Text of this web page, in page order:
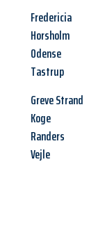
Fredericia
Horsholm
Odense
Tastrup
Greve Strand
Koge
Randers
Vejle